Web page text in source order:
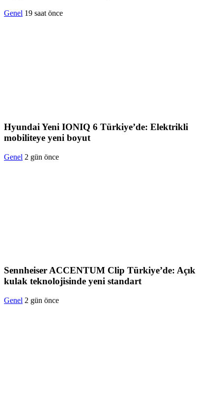
Genel 19 saat önce
Hyundai Yeni IONIQ 6 Türkiye’de: Elektrikli
mobiliteye yeni boyut
Genel 2 gün önce
Sennheiser ACCENTUM Clip Türkiye’de: Açık
kulak teknolojisinde yeni standart
Genel 2 gün önce